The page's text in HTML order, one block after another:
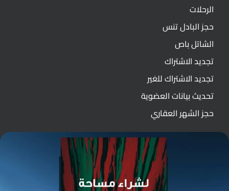
الرحلات
حجز البادل تنس
الشاتل باص
تجديد الاشتراك
تجديد الاشتراك للغير
تحديث بيانات العضوية
حجز الشهر العقاري